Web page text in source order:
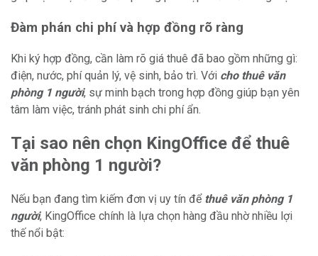
Đàm phán chi phí và hợp đồng rõ ràng
Khi ký hợp đồng, cần làm rõ giá thuê đã bao gồm những gì:
điện, nước, phí quản lý, vệ sinh, bảo trì. Với cho thuê văn
phòng 1 người, sự minh bạch trong hợp đồng giúp bạn yên
tâm làm việc, tránh phát sinh chi phí ẩn.
Tại sao nên chọn KingOffice để thuê
văn phòng 1 người?
Nếu bạn đang tìm kiếm đơn vị uy tín để thuê văn phòng 1
người, KingOffice chính là lựa chọn hàng đầu nhờ nhiều lợi
thế nổi bật: